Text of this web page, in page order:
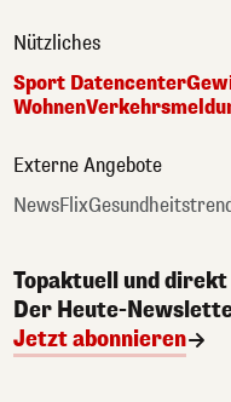
Nützliches
Sport Datencenter
Wohnen
Externe Angebote
NewsFlix
Topaktuell und
Der Heute-
Jetzt abonnieren